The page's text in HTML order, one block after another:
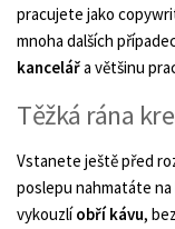
pracujete jako
mnoha dalších
kancelářa většinu
Těžká rána
Vstanete ještě před
poslepu nahmatáte
vykouzlíobří kávu,